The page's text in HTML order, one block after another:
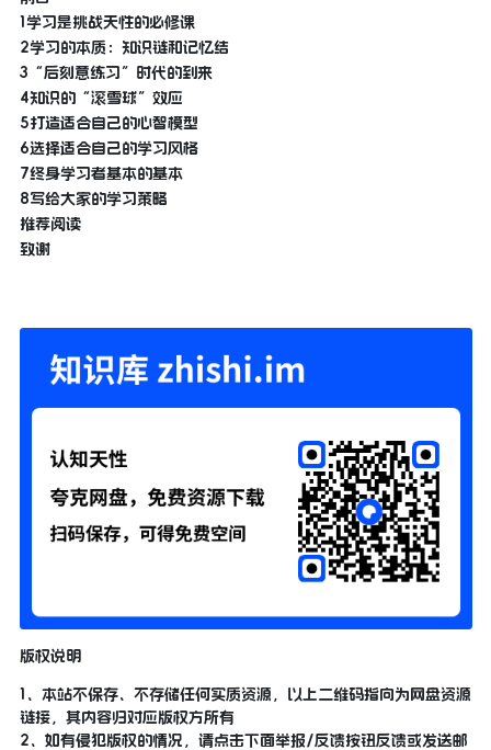
1学习是挑战天性的必修课
2学习的本质：知识链和记忆结
3“后刻意练习”时代的到来
4知识的“滚雪球”效应
5打造适合自己的心智模型
6选择适合自己的学习风格
7终身学习者基本的基本
8写给大家的学习策略
推荐阅读
致谢
版权说明
1、本站不保存、不存储任何实质资源，以上二维码指向为网盘资源
链接，其内容归对应版权方所有
2、如有侵犯版权的情况，请点击下面举报/反馈按钮反馈或发送邮